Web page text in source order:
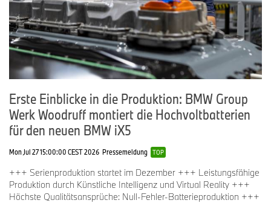
Erste Einblicke in die Produktion: BMW Group
Werk Woodruff montiert die Hochvoltbatterien
für den neuen BMW iX5
Mon Jul 27 15:00:00 CEST 2026 Pressemeldung TOP
+++ Serienproduktion startet im Dezember +++ Leistungsfähige
Produktion durch Künstliche Intelligenz und Virtual Reality +++
Höchste Qualitätsansprüche: Null-Fehler-Batterieproduktion +++